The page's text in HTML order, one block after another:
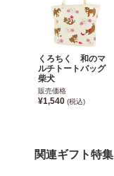
くろちく 和のマ
ルチトートバッグ
柴犬
販売価格
¥1,540 (税込)
関連ギフト特集